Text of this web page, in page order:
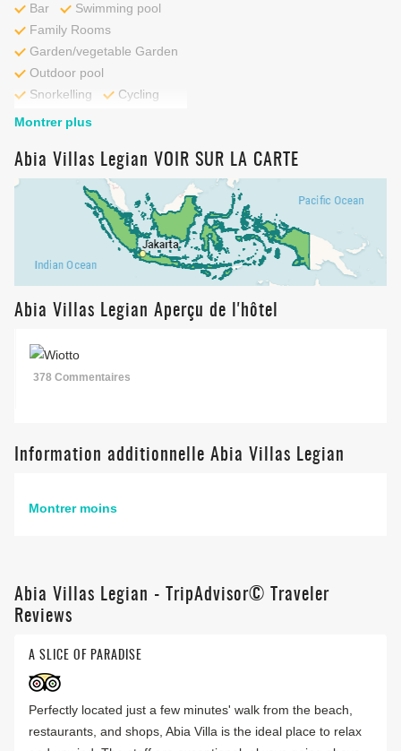
Bar
Swimming pool
Family Rooms
Garden/vegetable Garden
Outdoor pool
Snorkelling
Cycling
Montrer plus
Abia Villas Legian VOIR SUR LA CARTE
Abia Villas Legian Aperçu de l'hôtel
378 Commentaires
Information additionnelle Abia Villas Legian
Montrer moins
Abia Villas Legian - TripAdvisor© Traveler
Reviews
A SLICE OF PARADISE
Perfectly located just a few minutes' walk from the beach,
restaurants, and shops, Abia Villa is the ideal place to relax